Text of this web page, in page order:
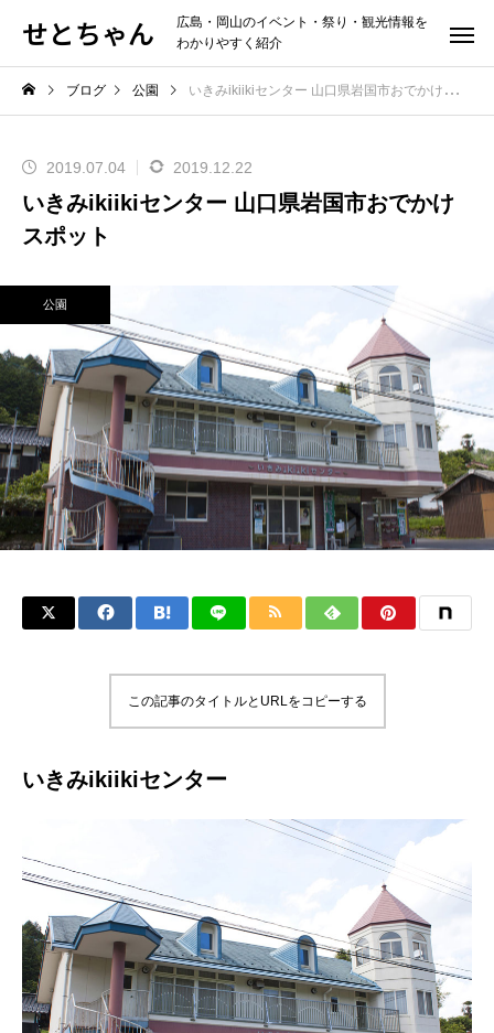
せとちゃん
広島・岡山のイベント・祭り・観光情報を
わかりやすく紹介
ブログ 公園 いきみikiikiセンター 山口県岩国市おでかけスポット
2019.07.04 2019.12.22
いきみikiikiセンター 山口県岩国市おでかけ
スポット
公園
この記事のタイトルとURLをコピーする
いきみikiikiセンター